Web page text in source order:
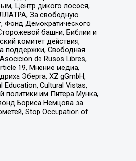
Центр дикого лосося,
За свободную
Фонд Демократического
башни, Библии и
комитет действия,
поддержки, Свободная
de Rusos Libres,
19, Мнение медиа,
Эберта, XZ gGmbH,
Cultural Vistas,
политики им Питера Мунка,
Бориса Немцова за
Stop Occupation of